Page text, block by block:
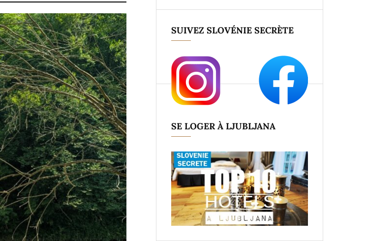
SUIVEZ SLOVÉNIE SECRÈTE
SE LOGER À LJUBLJANA